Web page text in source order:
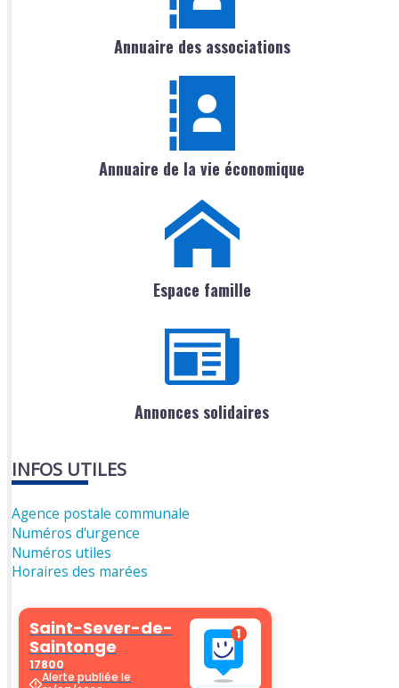
Annuaire des associations
Annuaire de la vie économique
Espace famille
Annonces solidaires
INFOS UTILES
Agence postale communale
Numéros d'urgence
Numéros utiles
Horaires des marées